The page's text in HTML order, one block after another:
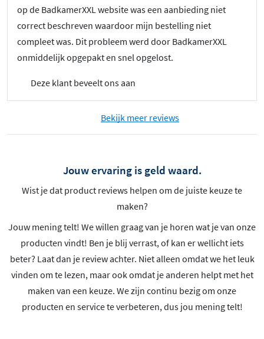
op de BadkamerXXL website was een aanbieding niet
correct beschreven waardoor mijn bestelling niet
compleet was. Dit probleem werd door BadkamerXXL
onmiddelijk opgepakt en snel opgelost.
Deze klant beveelt ons aan
Bekijk meer reviews
Jouw ervaring is geld waard.
Wist je dat product reviews helpen om de juiste keuze te
maken?
Jouw mening telt! We willen graag van je horen wat je van onze
producten vindt! Ben je blij verrast, of kan er wellicht iets
beter? Laat dan je review achter. Niet alleen omdat we het leuk
vinden om te lezen, maar ook omdat je anderen helpt met het
maken van een keuze. We zijn continu bezig om onze
producten en service te verbeteren, dus jou mening telt!